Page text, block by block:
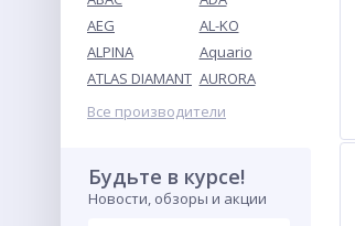
Акк.миксер ELITECH 18В
МСА18БЛ2
б\щет1х4.0Ач,М14,0-
10 640
AEG
AL-KO
ALPINA
Aquario
ATLAS DIAMANT AURORA
Все производители
Будьте в курсе!
Новости, обзоры и акции